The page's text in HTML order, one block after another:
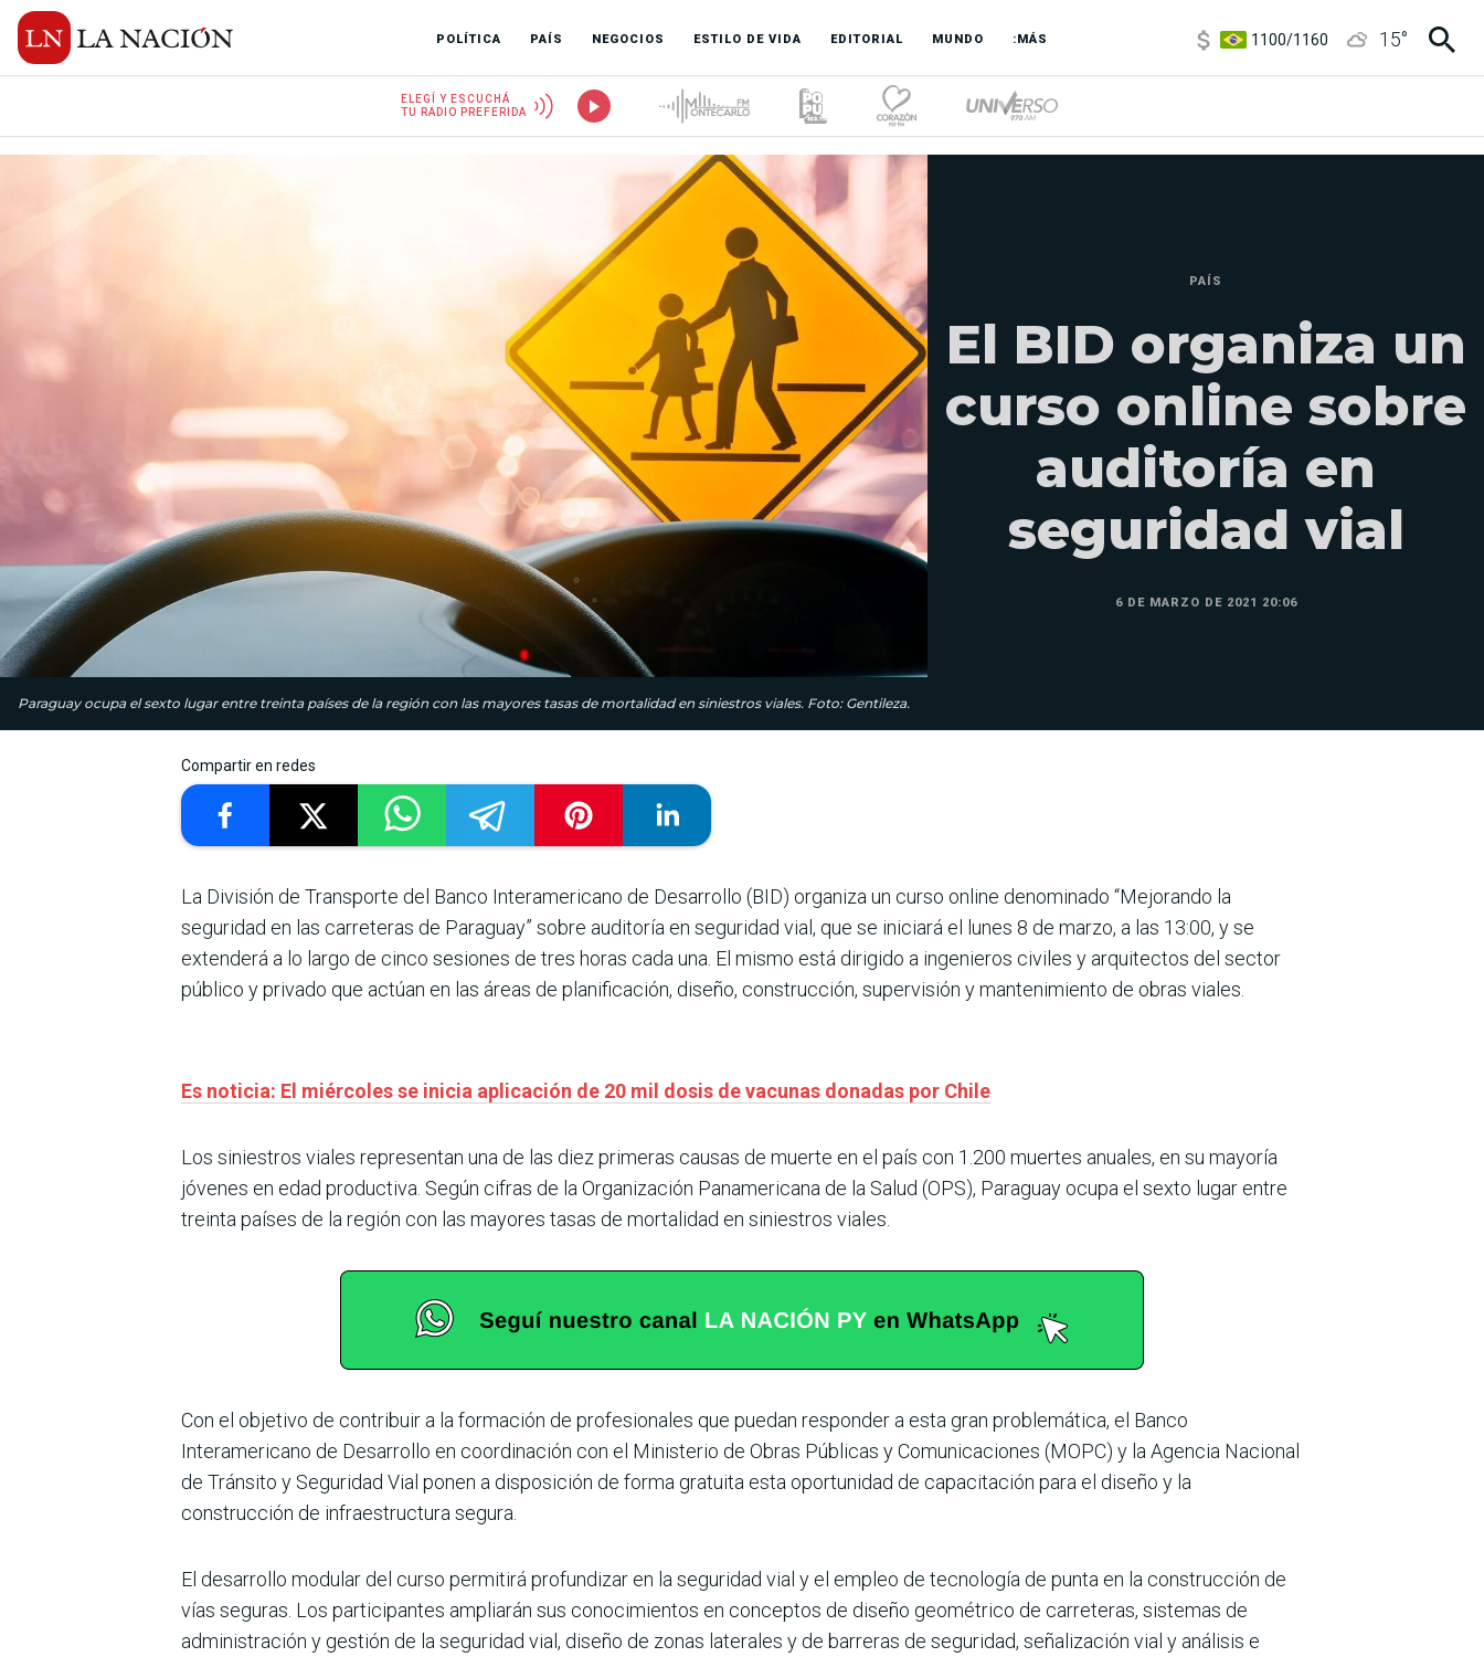
POLÍTICA PAÍS NEGOCIOS ESTILO DE VIDA EDITORIAL MUNDO :MÁS
3,8/4
15°
ELEGÍ Y ESCUCHÁ
TU RADIO PREFERIDA
Paraguay ocupa el sexto lugar entre treinta países de la región con las mayores tasas de mortalidad en siniestros viales. Foto: Gentileza.
PAÍS
El BID organiza un
curso online sobre
auditoría en
seguridad vial
6 DE MARZO DE 2021 20:06
Compartir en redes
La División de Transporte del Banco Interamericano de Desarrollo (BID) organiza un curso online denominado “Mejorando la
seguridad en las carreteras de Paraguay” sobre auditoría en seguridad vial, que se iniciará el lunes 8 de marzo, a las 13:00, y se
extenderá a lo largo de cinco sesiones de tres horas cada una. El mismo está dirigido a ingenieros civiles y arquitectos del sector
público y privado que actúan en las áreas de planificación, diseño, construcción, supervisión y mantenimiento de obras viales.
Es noticia: El miércoles se inicia aplicación de 20 mil dosis de vacunas donadas por Chile
Los siniestros viales representan una de las diez primeras causas de muerte en el país con 1.200 muertes anuales, en su mayoría
jóvenes en edad productiva. Según cifras de la Organización Panamericana de la Salud (OPS), Paraguay ocupa el sexto lugar entre
treinta países de la región con las mayores tasas de mortalidad en siniestros viales.
Con el objetivo de contribuir a la formación de profesionales que puedan responder a esta gran problemática, el Banco
Interamericano de Desarrollo en coordinación con el Ministerio de Obras Públicas y Comunicaciones (MOPC) y la Agencia Nacional
de Tránsito y Seguridad Vial ponen a disposición de forma gratuita esta oportunidad de capacitación para el diseño y la
construcción de infraestructura segura.
El desarrollo modular del curso permitirá profundizar en la seguridad vial y el empleo de tecnología de punta en la construcción de
vías seguras. Los participantes ampliarán sus conocimientos en conceptos de diseño geométrico de carreteras, sistemas de
administración y gestión de la seguridad vial, diseño de zonas laterales y de barreras de seguridad, señalización vial y análisis e